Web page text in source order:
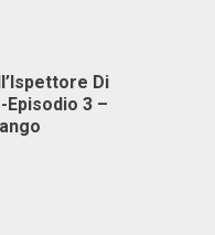
Di
Episodio 3 –